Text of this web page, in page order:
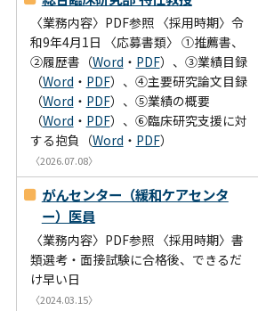
〈業務内容〉PDF参照 〈採用時期〉令
和9年4月1日 〈応募書類〉 ①推薦書、
②履歴書（Word ・ PDF）、③業績目録
（Word ・ PDF）、④主要研究論文目録
（Word ・ PDF）、⑤業績の概要
（Word ・ PDF）、⑥臨床研究支援に対
する抱負（Word ・ PDF）
〈2026.07.08〉
がんセンター（緩和ケアセンタ
ー）医員
〈業務内容〉PDF参照 〈採用時期〉書
類選考・面接試験に合格後、できるだ
け早い日
〈2024.03.15〉
Foreign Language